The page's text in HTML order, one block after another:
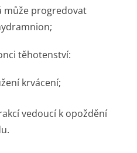
může progredovat
těhotenství:
krvácení;
vedoucí k opoždění